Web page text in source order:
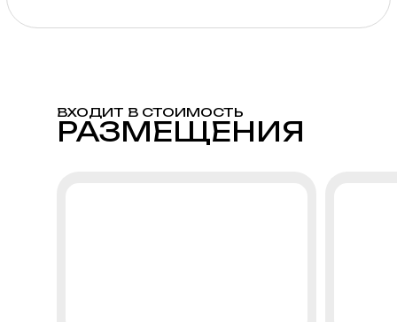
ВХОДИТ В СТОИМОСТЬ
РАЗМЕЩЕНИЯ